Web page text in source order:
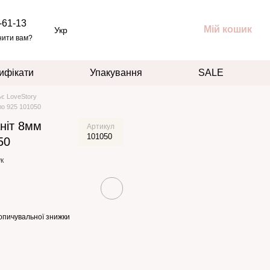
13
вам?
Укр Мій кошик
Упакування SALE
LoveStory
925 101050
8мм
Артикул
101050
знижки